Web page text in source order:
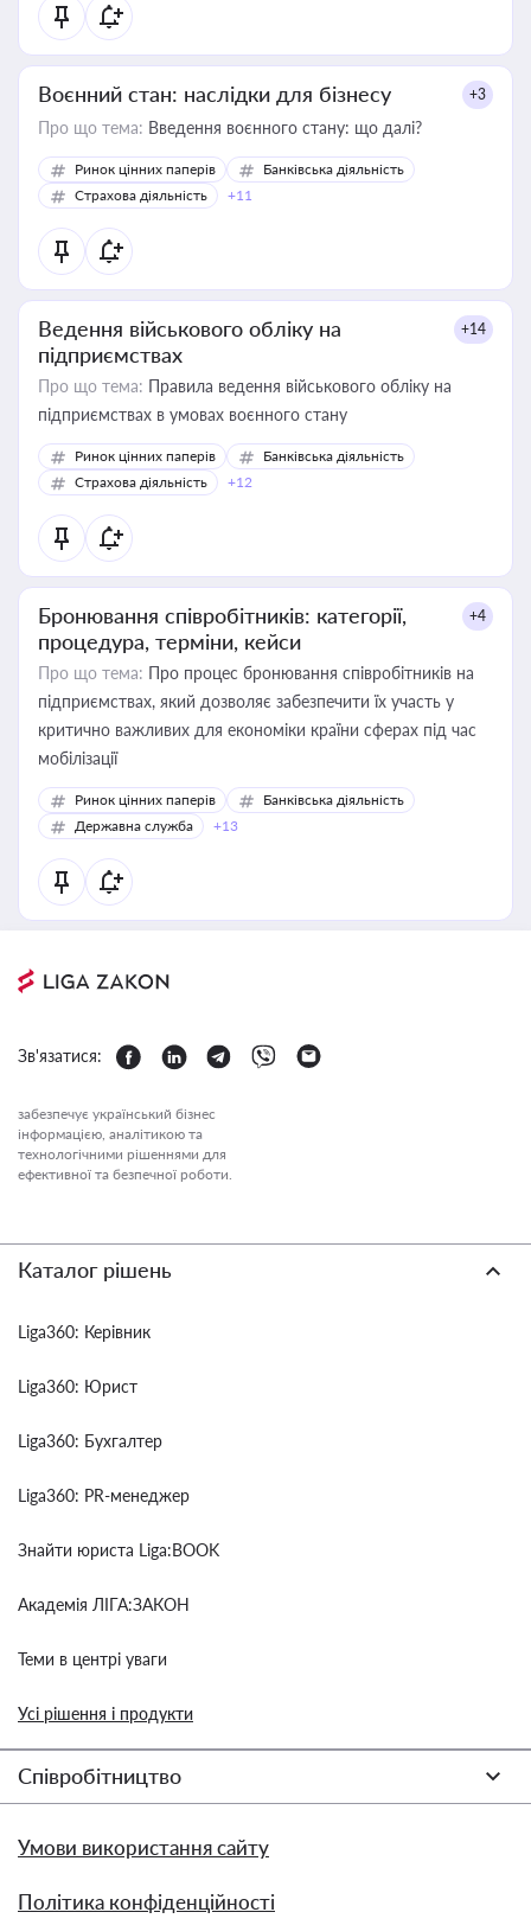
Воєнний стан: наслідки для бізнесу +3
Про що тема: Введення воєнного стану: що далі?
Ринок цінних паперів
Банківська діяльність
Страхова діяльність
+11
Ведення військового обліку на
підприємствах
+14
Про що тема: Правила ведення військового обліку на
підприємствах в умовах воєнного стану
Ринок цінних паперів
Банківська діяльність
Страхова діяльність
+12
Бронювання співробітників: категорії,
процедура, терміни, кейси
+4
Про що тема: Про процес бронювання співробітників на
підприємствах, який дозволяє забезпечити їх участь у
критично важливих для економіки країни сферах під час
мобілізації
Ринок цінних паперів
Банківська діяльність
Державна служба
+13
Зв'язатися:
забезпечує український бізнес
інформацією, аналітикою та
технологічними рішеннями для
ефективної та безпечної роботи.
Каталог рішень
Liga360: Керівник
Liga360: Юрист
Liga360: Бухгалтер
Liga360: PR-менеджер
Знайти юриста Liga:BOOK
Академія ЛІГА:ЗАКОН
Теми в центрі уваги
Усі рішення і продукти
Співробітництво
Умови використання сайту
Політика конфіденційності